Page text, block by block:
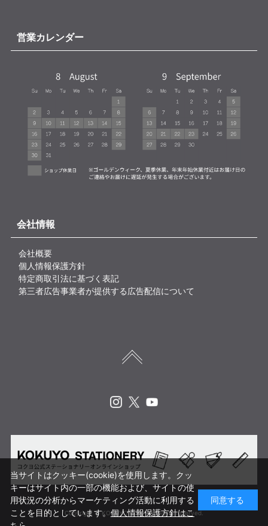
営業カレンダー
会社情報
会社概要
個人情報保護方針
特定商取引法に基づく表記
第三者広告事業者が提供する広告配信について
Copyright © KOKUYO CORP. All rights reserved.
当サイトはクッキー(cookie)を使用します。クッ
キーはサイト内の一部の機能および、サイトの使
用状況の分析からマーケティング活動に利用する
ことを目的としています。個人情報保護方針はこ
同意する